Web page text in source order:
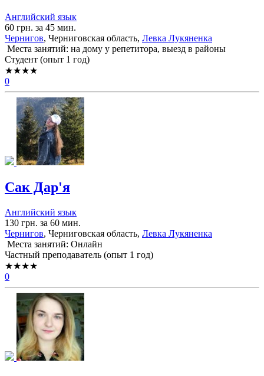
Английский язык
60 грн. за 45 мин.
Чернигов, Черниговская область, Левка Лукяненка
Места занятий: на дому у репетитора, выезд в районы
Cтудент (опыт 1 год)
★★★★
0
Сак Дар'я
Английский язык
130 грн. за 60 мин.
Чернигов, Черниговская область, Левка Лукяненка
Места занятий: Онлайн
Частный преподаватель (опыт 1 год)
★★★★
0